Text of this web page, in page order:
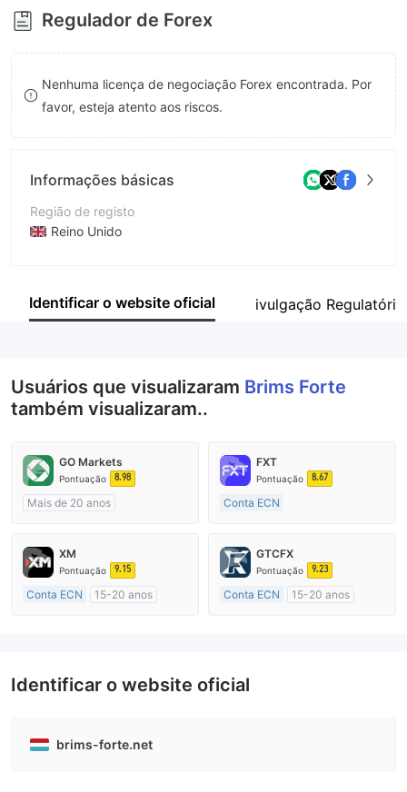
6
7
8
9
Regulador de Forex
Nenhuma licença de negociação Forex encontrada. Por
favor, esteja atento aos riscos.
Informações básicas
Região de registo
Reino Unido
Empresa
Identificar o website oficial ivulgação Regulatória
Usuários que visualizaram Brims Forte
também visualizaram..
GO Markets
Pontuação 8.98
Mais de 20 anos
Market Marketing (MM)
cTrader
FXT
Pontuação 8.67
Conta ECN
Austrália Regulamento
Market Marketing (MM)
XM
Pontuação 9.15
Conta ECN
15-20 anos
GTCFX
Pontuação 9.23
Conta ECN
15-20 anos
Identificar o website oficial
brims-forte.net